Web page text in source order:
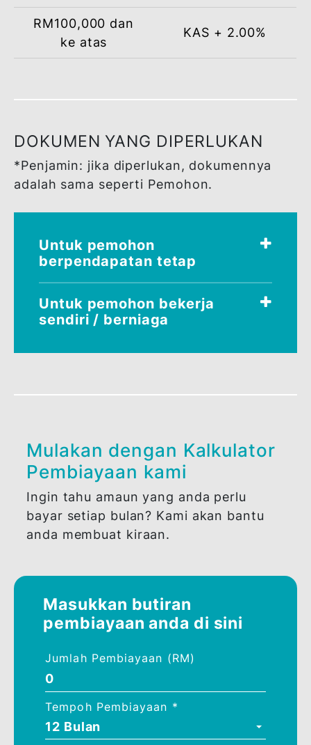
GIRO Antara Bank (IBG).
Perbankan Internet.
KADAR KEUNTUNGAN
Amaun
Hartanah siap /
ke atas
KAS + 2.00%
*Penjamin: jika diperlukan, dokumennya
Untuk pemohon
berpendapatan tetap
Untuk pemohon bekerja
Mulakan dengan Kalkulator
Pembiayaan kami